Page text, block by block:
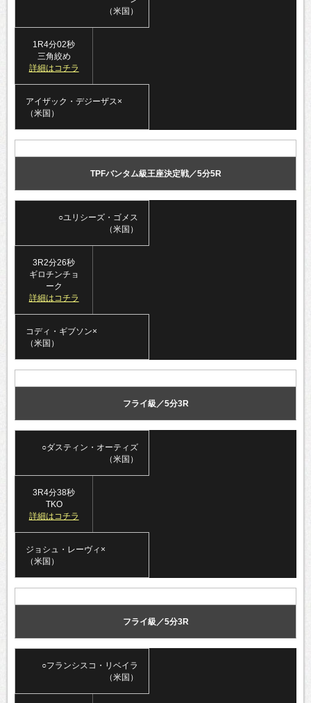
（米国）
1R4分02秒
三角絞め
詳細はコチラ
アイザック・デジーザス×
（米国）
TPFバンタム級王座決定戦／5分5R
○ユリシーズ・ゴメス
（米国）
3R2分26秒
ギロチンチョ
ーク
詳細はコチラ
コディ・ギブソン×
（米国）
フライ級／5分3R
○ダスティン・オーティズ
（米国）
3R4分38秒
TKO
詳細はコチラ
ジョシュ・レーヴィ×
（米国）
フライ級／5分3R
○フランシスコ・リベイラ
（米国）